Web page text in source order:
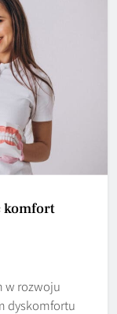
komfort
w rozwoju
dyskomfortu